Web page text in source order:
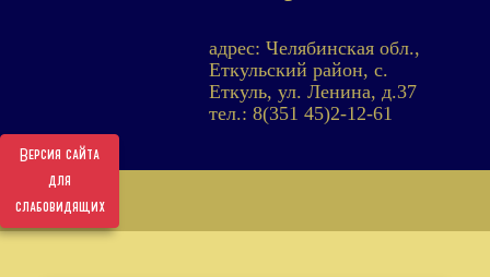
Версия сайта
для
слабовидящих
адрес: Челябинская обл.,
Еткульский район, с.
Еткуль, ул. Ленина, д.37
тел.: 8(351 45)2-12-61